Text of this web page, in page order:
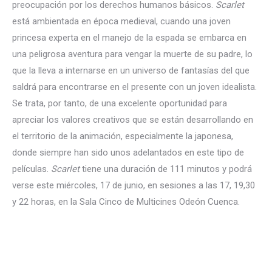
preocupación por los derechos humanos básicos. Scarlet
está ambientada en época medieval, cuando una joven
princesa experta en el manejo de la espada se embarca en
una peligrosa aventura para vengar la muerte de su padre, lo
que la lleva a internarse en un universo de fantasías del que
saldrá para encontrarse en el presente con un joven idealista.
Se trata, por tanto, de una excelente oportunidad para
apreciar los valores creativos que se están desarrollando en
el territorio de la animación, especialmente la japonesa,
donde siempre han sido unos adelantados en este tipo de
películas. Scarlettiene una duración de 111 minutos y podrá
verse este miércoles, 17 de junio, en sesiones a las 17, 19,30
y 22 horas, en la Sala Cinco de Multicines Odeón Cuenca.